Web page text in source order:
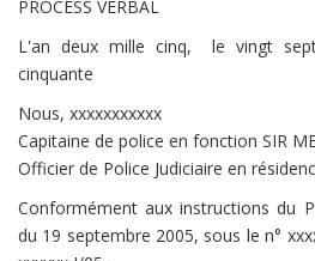
PROCESS VERBAL
L'an deux mille cinq, le vingt
cinquante
Nous, xxxxxxxxxxx
Capitaine de police en fonction SIR
Officier de Police Judiciaire en
Conformément aux instructions du
du 19 septembre 2005, sous le n°